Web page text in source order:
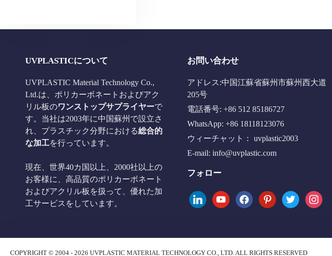
UVPLASTICについて
UVPLASTIC Material Technology Co.,
Ltd.は、ポリカーボネートおよびアク
リル板のワンストップサプライヤーで
す。当社は2003年に中国蘇州で設立さ
れ、プラスチック分野における総合的
な加工を行っています。
現在、世界40カ国以上、2000社以上の
お客様に、高品質のポリカーボネート
およびアクリル板を扱って、優れた加
工サービスをしています。
お問い合わせ
アドレス:中国江蘇省蘇州市蘇州西大道
205号
電話番号: +86 512 85186727
WhatsApp: +86 18118123076
ウィーチャット： uvplastic2003
E-mail: info@uvplastic.com
フォロー
linkedinyoutubefacebookpinteresttwitter instagram
COPYRIGHT © 2004 - 2026 UVPLASTIC MATERIAL TECHNOLOGY CO., LTD. ALL RIGHTS RESERVED